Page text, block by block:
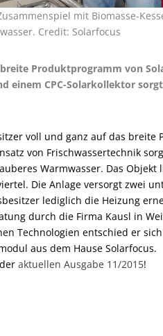
mit Biomasse-
Credit: Solarfocus
Produktprogramm von
einem CPC-Solarkollektor
voll und ganz auf das breite
von Frischwassertechnik
Warmwasser. Das Objekt
Die Anlage versorgt zwei
lediglich die Heizung
durch die Firma Kausl in
Technologien entschied er
aus dem Hause Solarfocus.
aktuellen Ausgabe 11/2015!